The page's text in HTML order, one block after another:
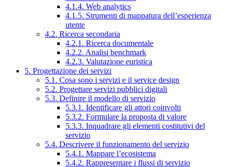
4.1.4. Web analytics
4.1.5. Strumenti di mappatura dell’esperienza
utente
4.2. Ricerca secondaria
4.2.1. Ricerca documentale
4.2.2. Analisi benchmark
4.2.3. Valutazione euristica
5. Progettazione dei servizi
5.1. Cosa sono i servizi e il service design
5.2. Progettare servizi pubblici digitali
5.3. Definire il modello di servizio
5.3.1. Identificare gli attori coinvolti
5.3.2. Formulare la proposta di valore
5.3.3. Inquadrare gli elementi costitutivi del
servizio
5.4. Descrivere il funzionamento del servizio
5.4.1. Mappare l’ecosistema
5.4.2. Rappresentare i flussi di servizio